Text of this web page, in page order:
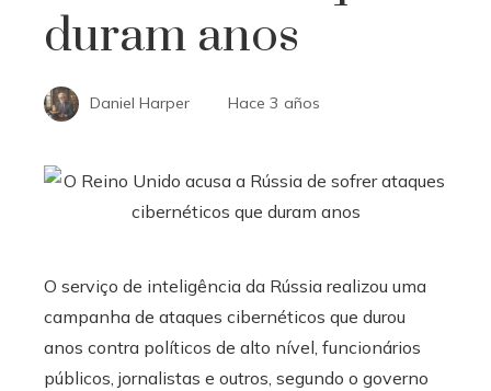
duram anos
Daniel Harper Hace 3 años
O serviço de inteligência da Rússia realizou uma
campanha de ataques cibernéticos que durou
anos contra políticos de alto nível, funcionários
públicos, jornalistas e outros, segundo o governo